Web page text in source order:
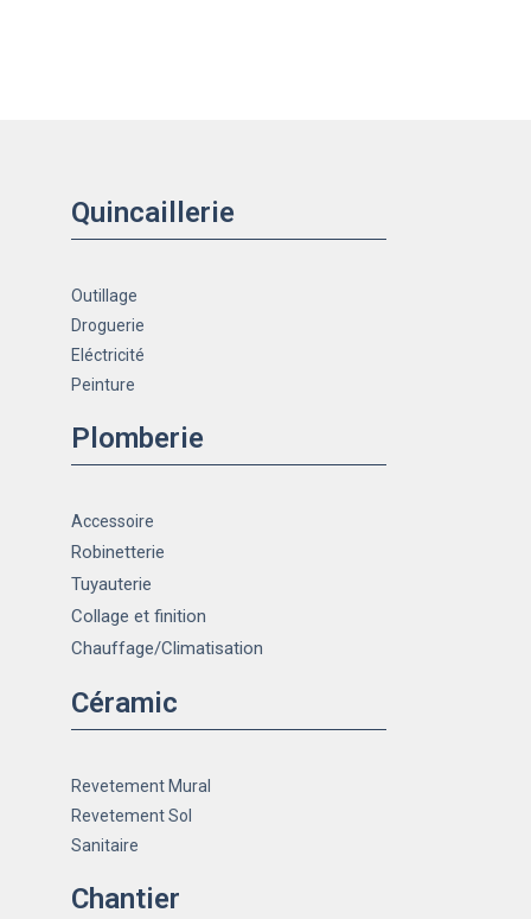
Quincaillerie
Outillage
Droguerie
Eléctricité
Peinture
Plomberie
Accessoire
Robinetterie
Tuyauterie
Collage et finition
Chauffage/Climatisation
Céramic
Revetement Mural
Revetement Sol
Sanitaire
Chantier